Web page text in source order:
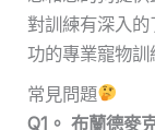
對訓練有深入
功的專業寵物訓
常見問題
Q1。 布蘭德麥